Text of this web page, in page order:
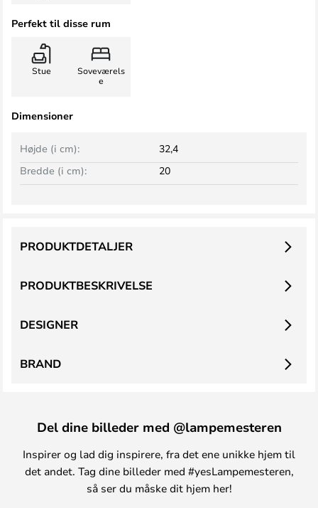
Perfekt til disse rum
Stue
Soveværels
e
Dimensioner
Bredde (i cm): 20
Højde (i cm): 32,4
PRODUKTBESKRIVELSE
PRODUKTDETALJER
DESIGNER
BRAND
Del dine billeder med @lampemesteren
Inspirer og lad dig inspirere, fra det ene unikke hjem til
det andet. Tag dine billeder med #yesLampemesteren,
så ser du måske dit hjem her!